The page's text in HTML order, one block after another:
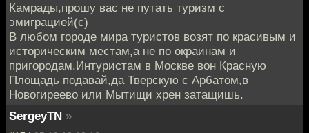
Камрады,прошу вас не путать туризм с
эмиграцией(с)
В любом городе мира туристов возят по красивым и
историческим местам,а не по окраинам и
пригородам.Интуристам в Москве вон Красную
Площадь подавай,да Тверскую с Арбатом,в
Новогиреево или Мытищи хрен затащишь.
SergeyTN »